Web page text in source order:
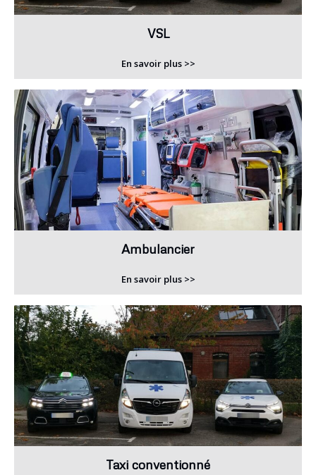
VSL
En savoir plus >>
Ambulancier
En savoir plus >>
Taxi conventionné